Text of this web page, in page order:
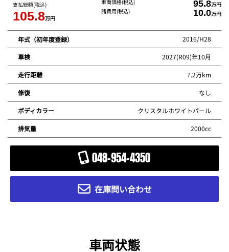
支払総額(税込)
105.8万円
車両価格(税込) 95.8万円
諸費用(税込) 10.0万円
年式（初年度登録） 2016/H28
車検 2027(R09)年10月
走行距離 7.2万km
修復 なし
ボディカラー クリスタルホワイトパール
排気量 2000cc
048-954-4350
在庫問い合わせ
車両状態